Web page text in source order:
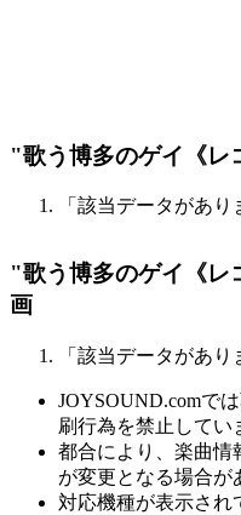
"歌う博多のゲイ《レ
「該当データがあり
"歌う博多のゲイ《レ
画
「該当データがあり
JOYSOUND.comで
刷行為を禁止してい
都合により、楽曲情
が変更となる場合が
対応機種が表示され